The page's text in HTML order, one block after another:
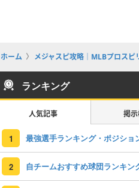
ホーム メジャスピ攻略｜MLBプロスピ
ランキング
人気記事 掲
1 最強選手ランキング・ポジショ
2 自チームおすすめ球団ランキン